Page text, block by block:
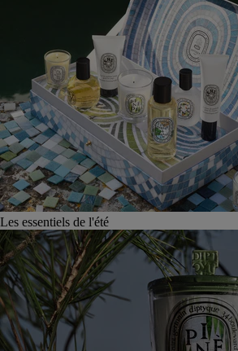
Les essentiels de l'été